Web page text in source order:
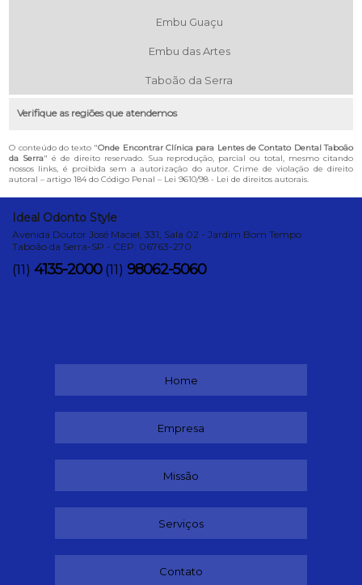
Embu Guaçu
Embu das Artes
Taboão da Serra
Verifique as regiões que atendemos
O conteúdo do texto "Onde Encontrar Clínica para Lentes de Contato Dental Taboão
da Serra" é de direito reservado. Sua reprodução, parcial ou total, mesmo citando
nossos links, é proibida sem a autorização do autor. Crime de violação de direito
autoral – artigo 184 do Código Penal – Lei 9610/98 - Lei de direitos autorais.
Ideal Odonto Style
Avenida Doutor José Maciel, 331, Sala 02 - Jardim Bom Tempo
Taboão da Serra-SP - CEP: 06763-270
(11) 4135-2000 (11) 98062-5060
Home
Empresa
Missão
Serviços
Contato